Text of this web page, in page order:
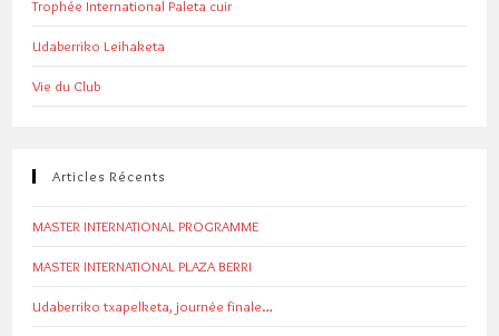
Trophée International Paleta cuir
Udaberriko Leihaketa
Vie du Club
Articles Récents
MASTER INTERNATIONAL PROGRAMME
MASTER INTERNATIONAL PLAZA BERRI
Udaberriko txapelketa, journée finale…